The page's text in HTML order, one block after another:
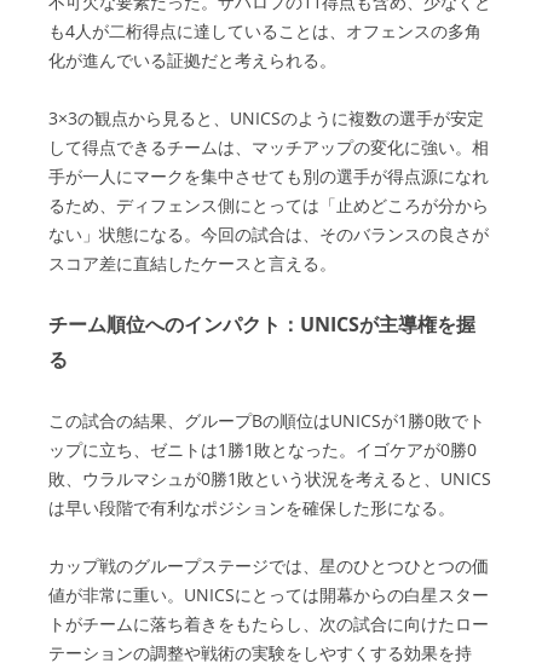
も4人が二桁得点に達していることは、オフェンスの多角
化が進んでいる証拠だと考えられる。
3×3の観点から見ると、UNICSのように複数の選手が安定
して得点できるチームは、マッチアップの変化に強い。相
手が一人にマークを集中させても別の選手が得点源になれ
るため、ディフェンス側にとっては「止めどころが分から
ない」状態になる。今回の試合は、そのバランスの良さが
スコア差に直結したケースと言える。
チーム順位へのインパクト：UNICSが主導権を握
る
この試合の結果、グループBの順位はUNICSが1勝0敗でト
ップに立ち、ゼニトは1勝1敗となった。イゴケアが0勝0
敗、ウラルマシュが0勝1敗という状況を考えると、UNICS
は早い段階で有利なポジションを確保した形になる。
カップ戦のグループステージでは、星のひとつひとつの価
値が非常に重い。UNICSにとっては開幕からの白星スター
トがチームに落ち着きをもたらし、次の試合に向けたロー
テーションの調整や戦術の実験をしやすくする効果を持